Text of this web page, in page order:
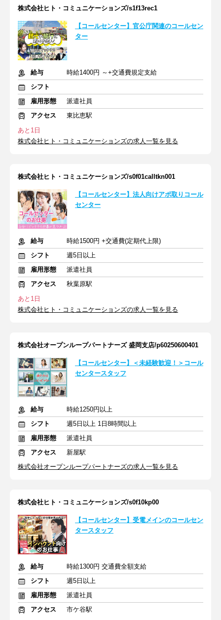
株式会社ヒト・コミュニケーションズ/s1f13rec1
【コールセンター】官公庁関連のコールセン
ター
給与
時給1400円 ～+交通費規定支給
シフト
雇用形態
派遣社員
アクセス
東比恵駅
あと1日
株式会社ヒト・コミュニケーションズの求人一覧を見る
株式会社ヒト・コミュニケーションズ/s0f01calltkn001
【コールセンター】法人向けアポ取りコール
センター
給与
時給1500円 +交通費(定期代上限)
シフト
週5日以上
雇用形態
派遣社員
アクセス
秋葉原駅
あと1日
株式会社ヒト・コミュニケーションズの求人一覧を見る
株式会社オープンループパートナーズ 盛岡支店/p60250600401
【コールセンター】＜未経験歓迎！＞コール
センタースタッフ
給与
時給1250円以上
シフト
週5日以上 1日8時間以上
雇用形態
派遣社員
アクセス
新屋駅
株式会社オープンループパートナーズの求人一覧を見る
株式会社ヒト・コミュニケーションズ/s0f10kp00
【コールセンター】受電メインのコールセン
タースタッフ
給与
時給1300円 交通費全額支給
シフト
週5日以上
雇用形態
派遣社員
アクセス
市ケ谷駅